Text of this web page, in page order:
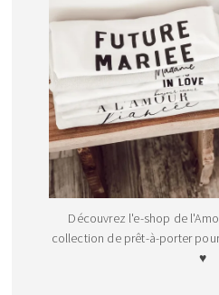
Découvrez l'e-shop de
collection de prêt-à-porter
♥